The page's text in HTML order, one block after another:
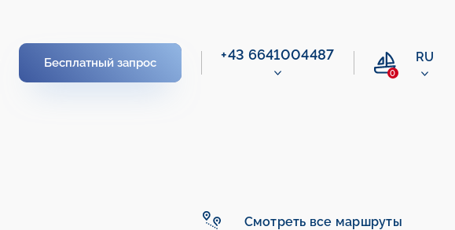
Бесплатный запрос +43 6641004487
0
RU
Смотреть все маршруты